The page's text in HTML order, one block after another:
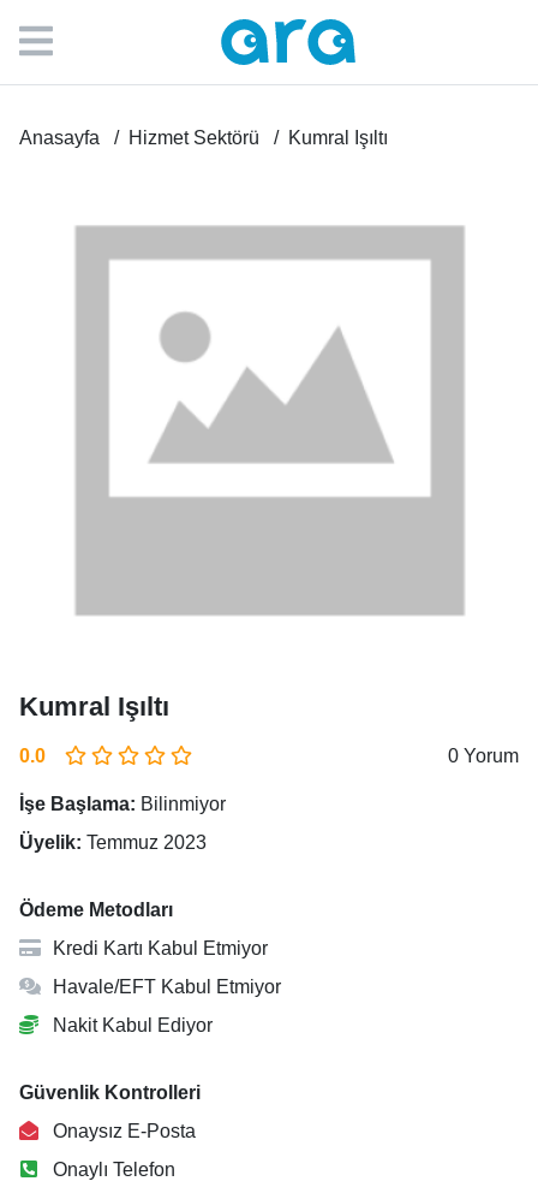
Anasayfa Hizmet Sektörü Kumral Işıltı
Kumral Işıltı
0.0 0 Yorum
İşe Başlama: Bilinmiyor
Üyelik: Temmuz 2023
Ödeme Metodları
Kredi Kartı Kabul Etmiyor
Havale/EFT Kabul Etmiyor
Nakit Kabul Ediyor
Güvenlik Kontrolleri
Onaysız E-Posta
Onaylı Telefon